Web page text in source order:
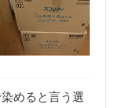
めると言う選